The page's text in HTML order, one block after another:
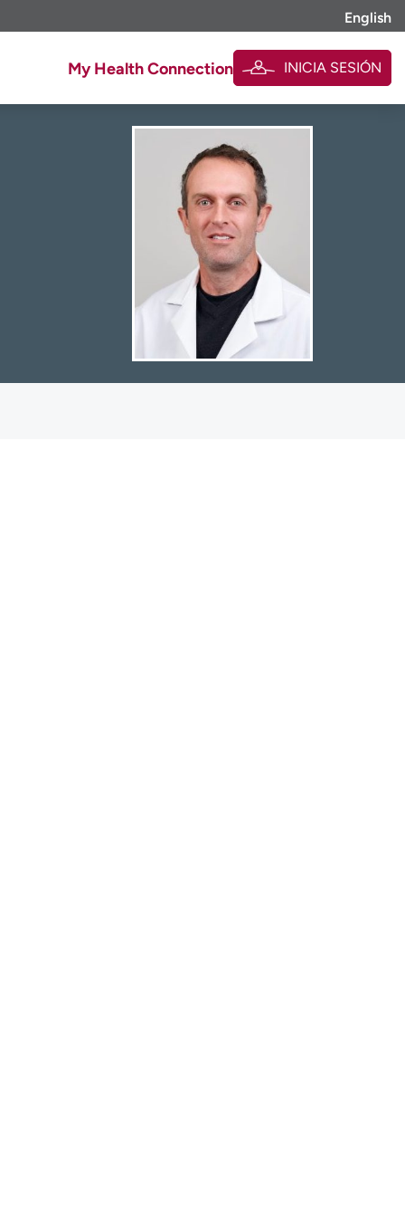
English
My Health Connection INICIA SESIÓN